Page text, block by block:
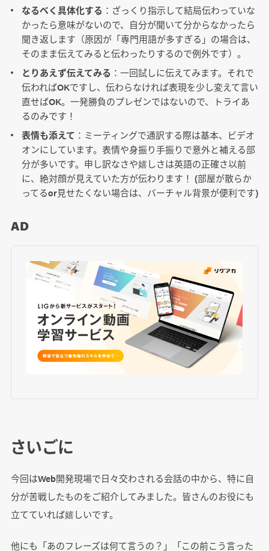
なるべく具体化する ：ざっくり指示して結局伝わっていな
かったら意味がないので、自分が聞いて分からなかったら
聞き返します（原因が「専門用語が多すぎる」の場合は、
そのまま伝えてみると伝わったりするので例外です）。
とりあえず伝えてみる ：一回試しに伝えてみます。それで
伝わればOKですし、伝わらなければ表現を少し変えて言い
直せばOK。一発勝負のプレゼンではないので、トライあ
るのみです！
表情も添えて ：ミーティングで通訳する際は基本、ビデオ
オンにしています。表情や身振り手振りで意外と補える部
分が多いです。申し訳なさや嬉しさは英語の正確さ以前
に、絶対顔が見えていた方が伝わります！ (部屋が散らか
ってるor見せたくない場合は、バーチャル背景が便利です)
AD
さいごに
今回はWeb開発現場で日々交わされる会話の中から、特に自
分が苦戦したものをご紹介してみました。皆さんのお役にも
立てていれば嬉しいです。
他にも「あのフレーズは何て言うの？」「この前こう言った